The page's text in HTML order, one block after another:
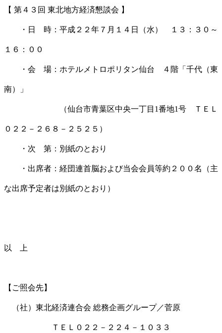
【 第４３回 東北地方経済懇談会 】
・日 時：平成２２年７月１４日（水） １３：３０～
１６：００
・会 場：ホテルメトロポリタン仙台 ４階「千代（東
南）」
（仙台市青葉区中央一丁目1番地1号 ＴＥＬ
０２２－２６８－２５２５）
・次 第：別紙のとおり
・出席者：経団連首脳および当会会員等約２００名（主
な出席予定者は別紙のとおり）
以 上
【ご照会先】
（社）東北経済連合会 総務企画グループ／菅原
ＴＥＬ０２２－２２４－１０３３